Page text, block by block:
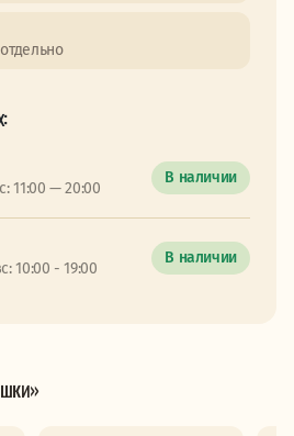
11:00 — 20:00
В наличии
10:00 - 19:00
В наличии